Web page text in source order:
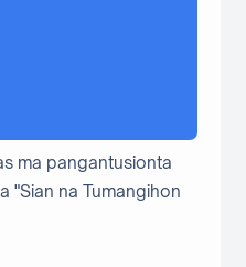
ma pangantusionta
"Sian na Tumangihon